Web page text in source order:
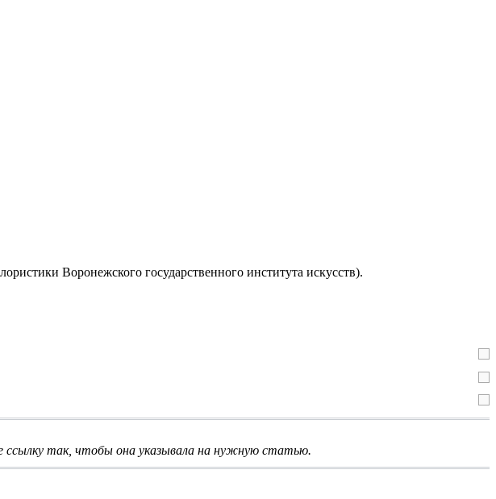
Воронежского государственного института искусств).
ссылку так, чтобы она указывала на нужную статью.